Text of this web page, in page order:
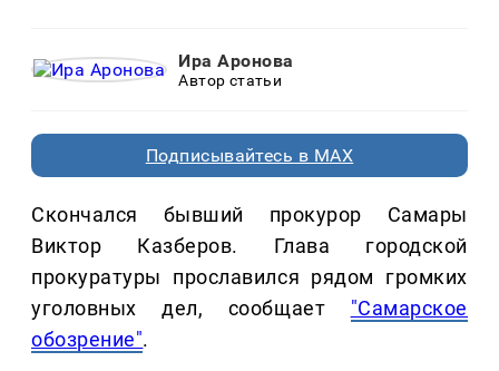
Ира Аронова
Автор статьи
Подписывайтесь в MAX
Скончался бывший прокурор Самары
Виктор Казберов. Глава городской
прокуратуры прославился рядом громких
уголовных дел, сообщает "Самарское
обозрение".